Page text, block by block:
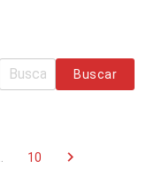
Buscar
10 chevron_right